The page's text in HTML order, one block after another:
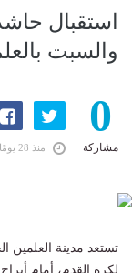
استقبال
والسبت
0
مشاركة منذ 28 يومًا
تستعد مدينة العلمين
لكرة القدم، أمام